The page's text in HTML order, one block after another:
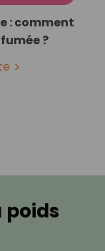
: comment
?
poids